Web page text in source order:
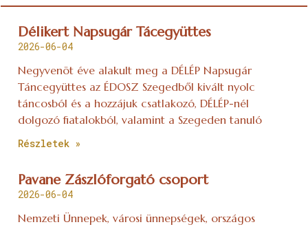
fellépője a szegedi Pavane Zászlóforgató Csoport.
Kevesen tudják, hogy elhivatottságuk csak részben
áll zászlóforgatásból. Táncegyüttesként reneszánsz
Részletek »
Ópusztaszer 2026. április 3-6
Mi történik a csellóval a műhelyben? 5
lépés, amitől új életre kel